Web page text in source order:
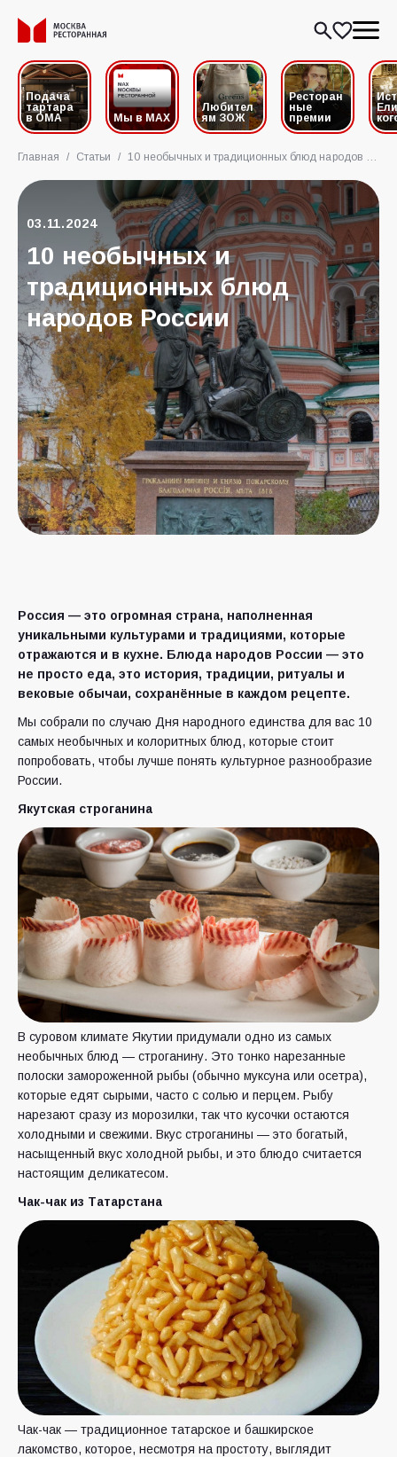
Подача
тартара
в ОМА
Мы в MAX
Любител
ям ЗОЖ
Ресторан
ные
премии
Главная / Статьи / 10 необычных и традиционных блюд народов России
03.11.2024
10 необычных и
традиционных блюд
народов России
Россия — это огромная страна, наполненная
уникальными культурами и традициями, которые
отражаются и в кухне. Блюда народов России — это
не просто еда, это история, традиции, ритуалы и
вековые обычаи, сохранённые в каждом рецепте.
Мы собрали по случаю Дня народного единства для вас 10
самых необычных и колоритных блюд, которые стоит
попробовать, чтобы лучше понять культурное разнообразие
России.
Якутская строганина
В суровом климате Якутии придумали одно из самых
необычных блюд — строганину. Это тонко нарезанные
полоски замороженной рыбы (обычно муксуна или осетра),
которые едят сырыми, часто с солью и перцем. Рыбу
нарезают сразу из морозилки, так что кусочки остаются
холодными и свежими. Вкус строганины — это богатый,
насыщенный вкус холодной рыбы, и это блюдо считается
настоящим деликатесом.
Чак-чак из Татарстана
Чак-чак — традиционное татарское и башкирское
лакомство, которое, несмотря на простоту, выглядит